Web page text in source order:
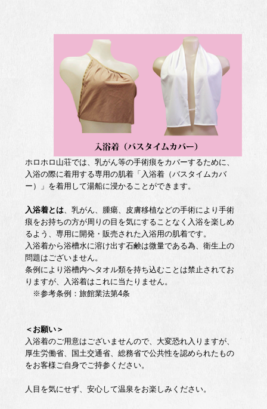
ホロホロ山荘では、乳がん等の手術痕をカバーするために、
入浴の際に着用する専用の肌着「入浴着（バスタイムカバ
ー）」を着用して湯船に浸かることができます。
入浴着とは、乳がん、腫瘍、皮膚移植などの手術により手術
痕をお持ちの方が周りの目を気にすることなく入浴を楽しめ
るよう、専用に開発・販売された入浴用の肌着です。
入浴着から浴槽水に溶け出す石鹸は微量である為、衛生上の
問題はございません。
条例により浴槽内へタオル類を持ち込むことは禁止されてお
りますが、入浴着はこれに当たりません。
※参考条例：旅館業法第4条
＜お願い＞
入浴着のご用意はございませんので、大変恐れ入りますが、
厚生労働省、国土交通省、総務省で公共性を認められたもの
をお客様ご自身でご持参ください。
人目を気にせず、安心して温泉をお楽しみください。